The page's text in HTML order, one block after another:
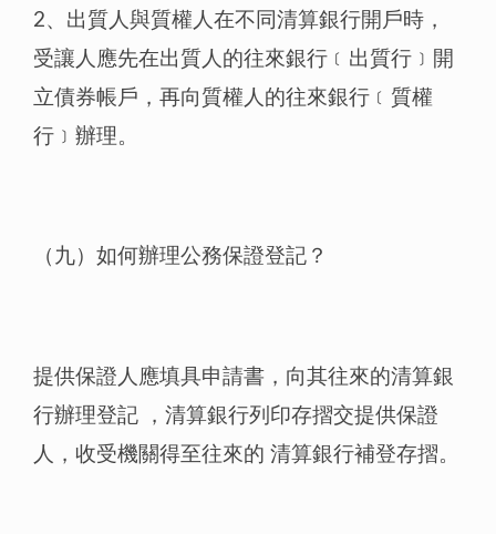
2、出質人與質權人在不同清算銀行開戶時，
受讓人應先在出質人的往來銀行﹝出質行﹞開
立債券帳戶，再向質權人的往來銀行﹝質權
行﹞辦理。
（九）如何辦理公務保證登記？
提供保證人應填具申請書，向其往來的清算銀
行辦理登記 ，清算銀行列印存摺交提供保證
人，收受機關得至往來的 清算銀行補登存摺。